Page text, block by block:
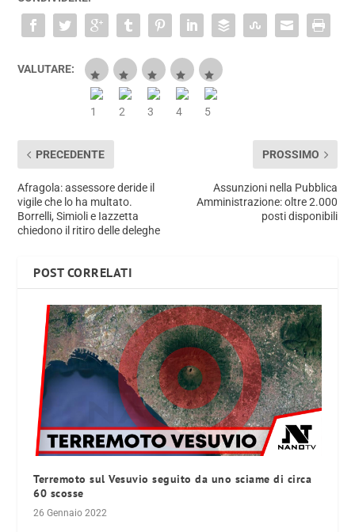
VALUTARE:
PRECEDENTE
Afragola: assessore deride il
vigile che lo ha multato.
Borrelli, Simioli e Iazzetta
chiedono il ritiro delle deleghe
PROSSIMO
Assunzioni nella Pubblica
Amministrazione: oltre 2.000
posti disponibili
POST CORRELATI
Terremoto sul Vesuvio seguito da uno sciame di circa
60 scosse
26 Gennaio 2022